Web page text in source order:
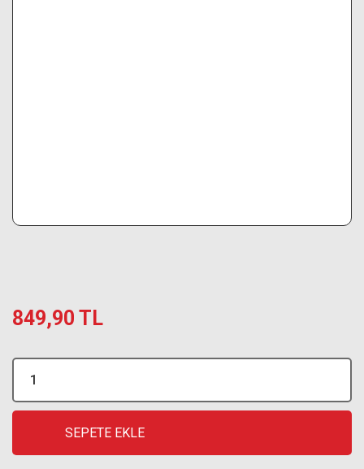
849,90 TL
SEPETE EKLE